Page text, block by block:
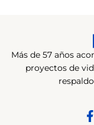
Más de 57 años
proyectos de